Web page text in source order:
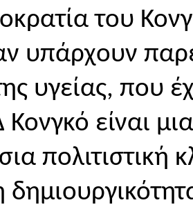
του
υπάρχουν
υγείας, που
είναι
πολιτιστική